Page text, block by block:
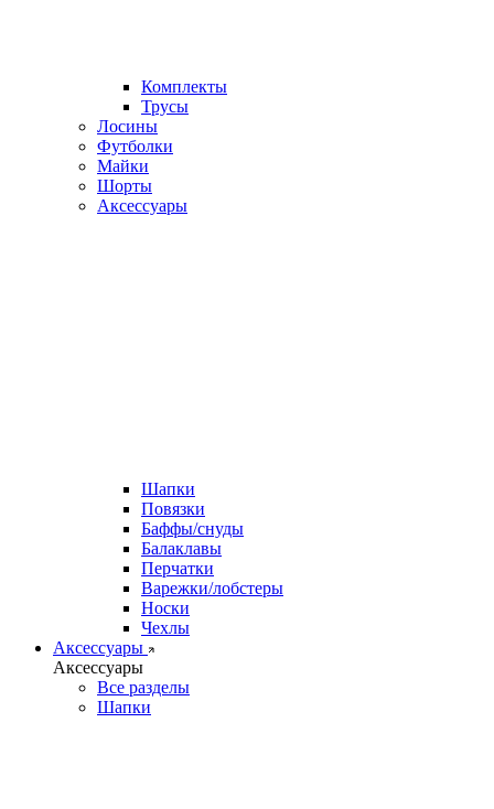
Комплекты
Трусы
Лосины
Футболки
Майки
Шорты
Аксессуары
Шапки
Повязки
Баффы/снуды
Балаклавы
Перчатки
Варежки/лобстеры
Носки
Чехлы
Аксессуары
Аксессуары
Все разделы
Шапки